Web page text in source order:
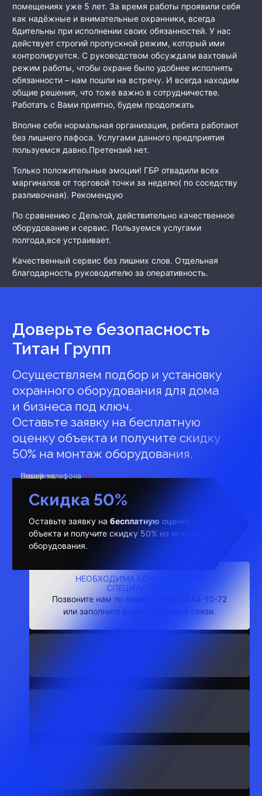
помещениях уже 5 лет. За время работы проявили себя
как надёжные и внимательные охранники, всегда
бдительны при исполнении своих обязанностей. У нас
действует строгий пропускной режим, который ими
контролируется. С руководством обсуждали вахтовый
режим работы, чтобы охране было удобнее исполнять
обязанности – нам пошли на встречу. И всегда находим
общие решения, что тоже важно в сотрудничестве.
Работать с Вами приятно, будем продолжать
Вполне себе нормальная организация, ребята работают
без лишнего пафоса. Услугами данного предприятия
пользуемся давно.Претензий нет.
Только положительные эмоции! ГБР отвадили всех
маргиналов от торговой точки за неделю( по соседству
разливочная). Рекомендую
По сравнению с Дельтой, действительно качественное
оборудование и сервис. Пользуемся услугами
полгода,все устраивает.
Качественный сервис без лишних слов. Отдельная
благодарность руководителю за оперативность.
Доверьте безопасность
Титан Групп
Осуществляем подбор и установку
охранного оборудования для дома
и бизнеса под ключ.
Оставьте заявку на бесплатную
оценку объекта и получите скидку
50% на монтаж оборудования.
Скидка 50%
Оставьте заявку на бесплатную оценку
объекта и получите скидку 50% на монтаж
оборудования.
НЕОБХОДИМА КОНСУЛЬТАЦИЯ
СПЕЦИАЛИСТА?
Позвоните нам по номеру 8(800)444-10-72
или заполните форму обратной связи.
Ваше имя
Номер телефона
E-mail